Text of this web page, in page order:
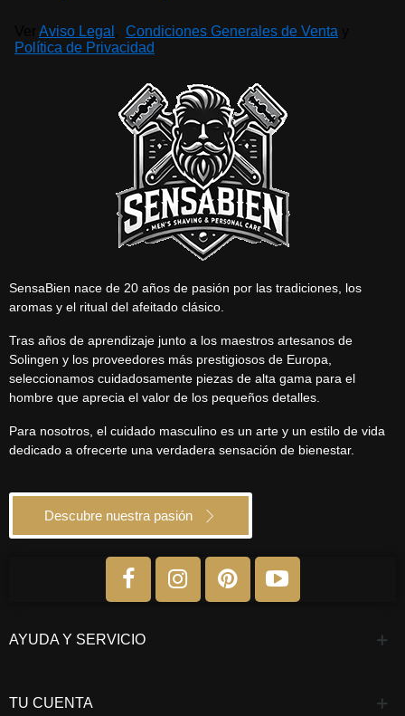
Aviso Legal Condiciones Generales de Venta
Política de Privacidad
SensaBien nace de 20 años de pasión por las tradiciones, los
aromas y el ritual del afeitado clásico.
Tras años de aprendizaje junto a los maestros artesanos de
Solingen y los proveedores más prestigiosos de Europa,
seleccionamos cuidadosamente piezas de alta gama para el
hombre que aprecia el valor de los pequeños detalles.
Para nosotros, el cuidado masculino es un arte y un estilo de vida
dedicado a ofrecerte una verdadera sensación de bienestar.
Descubre nuestra pasión
AYUDA Y SERVICIO
TU CUENTA